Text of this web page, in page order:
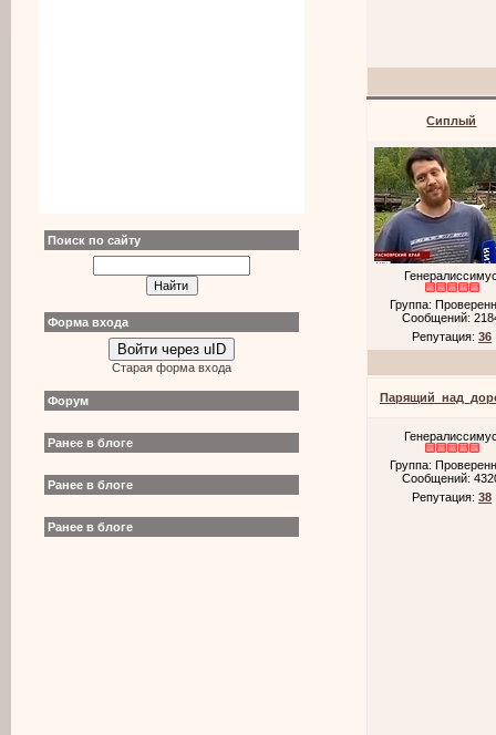
Поиск по сайту
Форма входа
Войти через uID
Старая форма входа
Форум
Ранее в блоге
Ранее в блоге
Ранее в блоге
Cиплый
Группа:
Сообщений:
Репутация: 36
Группа:
Сообщений:
Репутация: 38